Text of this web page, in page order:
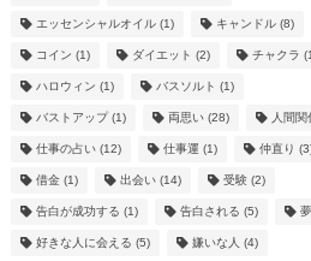
エッセンシャルオイル(1) キャンドル(8)
コイン (1) ダイエット (2) チャクラ
ハロウィン (1) バスソルト (1)
バストアップ(1) 両思い(28) 人間関
仕事の占い(12) 仕事運 (1) 仲直り
借金(1) 出会い(14) 受験(2)
告白が成功する (1) 告白される (5) 夢
好きな人に会える (5) 嫌いな人 (4)